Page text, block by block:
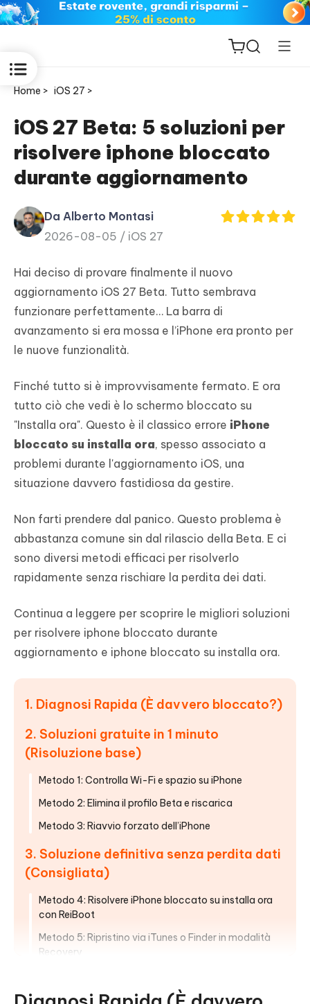
ReiBoot
for iOS
PDNob
PDF
New
iAnyGo
Home > iOS 27 >
iOS 27 Beta: 5 soluzioni per
risolvere iphone bloccato
durante aggiornamento
Da Alberto Montasi
2026-08-05 / iOS 27
Hai deciso di provare finalmente il nuovo
aggiornamento iOS 27 Beta. Tutto sembrava
funzionare perfettamente… La barra di
avanzamento si era mossa e l’iPhone era pronto per
le nuove funzionalità.
Finché tutto si è improvvisamente fermato. E ora
tutto ciò che vedi è lo schermo bloccato su
"Installa ora". Questo è il classico errore iPhone
bloccato su installa ora, spesso associato a
problemi durante l'aggiornamento iOS, una
situazione davvero fastidiosa da gestire.
Non farti prendere dal panico. Questo problema è
abbastanza comune sin dal rilascio della Beta. E ci
sono diversi metodi efficaci per risolverlo
rapidamente senza rischiare la perdita dei dati.
Continua a leggere per scoprire le migliori soluzioni
per risolvere iphone bloccato durante
aggiornamento e iphone bloccato su installa ora.
1. Diagnosi Rapida (È davvero bloccato?)
2. Soluzioni gratuite in 1 minuto
(Risoluzione base)
Metodo 1: Controlla Wi-Fi e spazio su iPhone
Metodo 2: Elimina il profilo Beta e riscarica
Metodo 3: Riavvio forzato dell’iPhone
3. Soluzione definitiva senza perdita dati
(Consigliata)
Metodo 4: Risolvere iPhone bloccato su installa ora
con ReiBoot
Metodo 5: Ripristino via iTunes o Finder in modalità
Recovery
sicuro da iOS 27 Beta